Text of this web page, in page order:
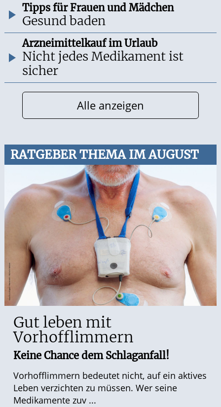
Tipps für Frauen und Mädchen
Gesund baden
Arzneimittelkauf im Urlaub
Nicht jedes Medikament ist
sicher
Alle anzeigen
RATGEBER THEMA IM AUGUST
Gut leben mit
Vorhofflimmern
Keine Chance dem Schlaganfall!
Vorhofflimmern bedeutet nicht, auf ein aktives
Leben verzichten zu müssen. Wer seine
Medikamente zuv ...